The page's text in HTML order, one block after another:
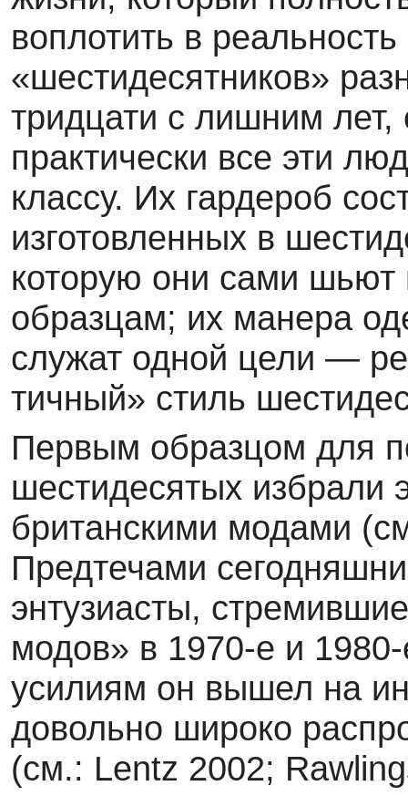
воплотить в
«шестидесятников»
тридцати с лишним лет,
практически все эти
классу. Их гардероб
изготовленных в
которую они сами
образцам; их манера
служат одной цели —
тичный» стиль
Первым образцом для
шестидесятых из­брали
британскими модами
Предтечами
энтузиасты,
модов» в 1970-е и
усилиям он вышел на
довольно широко
(см.: Lentz 2002;